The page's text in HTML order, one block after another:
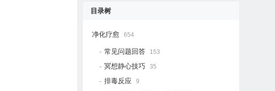
目录树
净化疗愈 654
常见问题回答 153
冥想静心技巧 35
排毒反应 9